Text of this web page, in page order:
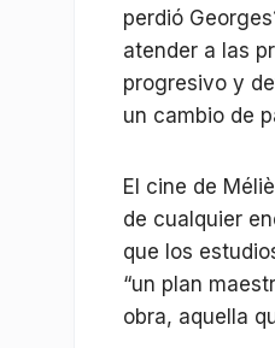
perdió
atender a las
progresivo y
un cambio de
El cine de
de cualquier
que los
“un plan
obra, aquella